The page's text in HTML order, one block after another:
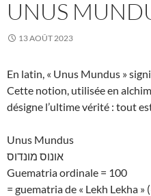
UNUS
13 AOÛT 2023
En latin, « Unus Mundus »
Cette notion, utilisée en
désigne l’ultime vérité : tout
Unus Mundus
אונוס מונדוס
Guematria ordinale = 100
= guematria de « Lekh Lekha »